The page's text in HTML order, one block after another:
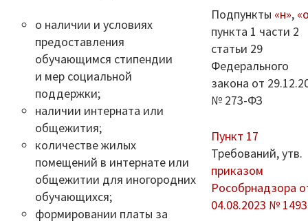
о наличии и условиях
предоставления
обучающимся стипендии
и мер социальной
поддержки;
наличии интерната или
общежития;
количестве жилых
помещений в интернате или
общежитии для иногородних
обучающихся;
формировании платы за
Подпункты «н»,
пункта 1 части 2
статьи 29
Федерального
закона от
№ 273-ФЗ
Пункт 17
Требований, утв.
приказом
Рособрнадзора
04.08.2023 № 1493